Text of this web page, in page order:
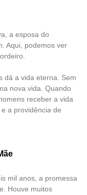
a esposa do
Aqui, podemos ver
dá a vida eterna. Sem
nova vida. Quando
receber a vida
a providência de
mil anos, a promessa
Houve muitos